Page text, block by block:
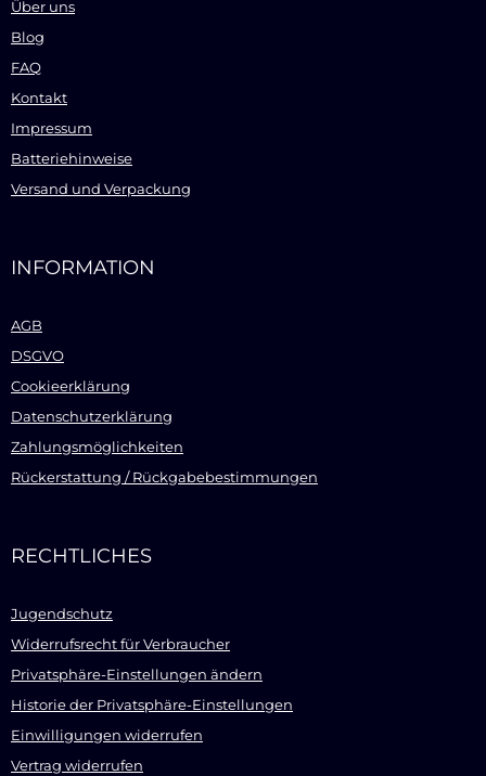
Über uns
Blog
FAQ
Kontakt
Impressum
Batteriehinweise
Versand und Verpackung
INFORMATION
AGB
DSGVO
Cookieerklärung
Datenschutzerklärung
Zahlungsmöglichkeiten
Rückerstattung / Rückgabebestimmungen
RECHTLICHES
Jugendschutz
Widerrufsrecht für Verbraucher
Privatsphäre-Einstellungen ändern
Historie der Privatsphäre-Einstellungen
Einwilligungen widerrufen
Vertrag widerrufen